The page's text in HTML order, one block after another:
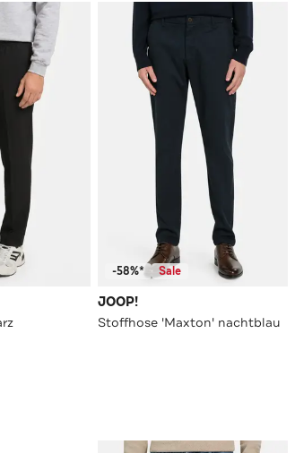
-58%* Sale
JOOP!
Stoffhose 'Maxton' nachtblau